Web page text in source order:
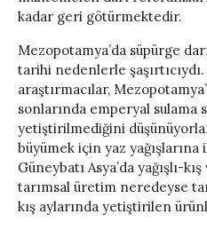
kadar geri götürmektedir.
Mezopotamya’da süpürge
tarihi nedenlerle
araştırmacılar,
sonlarında emperyal sulama
yetiştirilmediğini
büyümek için yaz yağışlarına
Güneybatı Asya’da yağışlı-
tarımsal üretim neredeyse
kış aylarında yetiştirilen